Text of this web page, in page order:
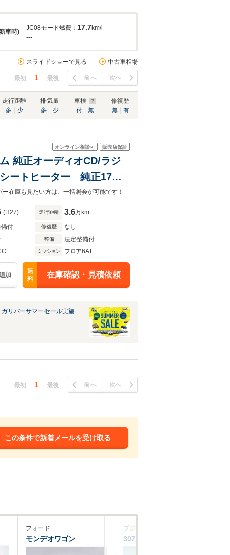
車時)
JC08モード燃費： 17.7km/l
---
スライドショーで見る 中古車相場
最初 1 最後 前へ 次へ
走行距離
多
少
排気量
多
少
車検
付
無
修復歴
無
有
オンライン相談可 販売店保証
純正オーディオCD/ラジ
トヒーター 純正17イ
ト
在庫も見たい方は、一括照会が可能です！
(H27) 走行距離 3.6万km
付 修復歴 なし
整備 法定整備付
ミッション フロア6AT
加
無
料
在庫確認・見積依頼
ガリバーサマーセール実施
最初 1 最後 前へ 次へ
この条件で新着メールを受け取る
フォード
モンデオワゴン
プジョー
307